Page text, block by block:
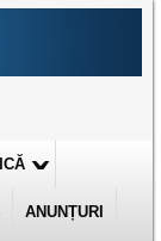
ANUNȚURI